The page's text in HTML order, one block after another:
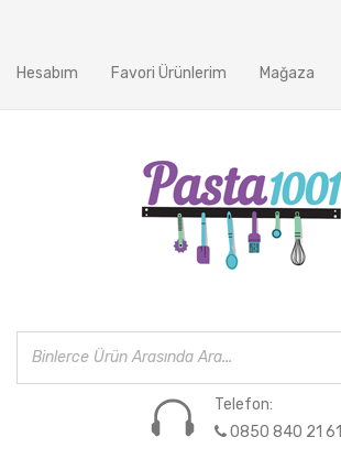
Hesabım Favori Ürünlerim Mağaza
Telefon:
0850 840 21 61